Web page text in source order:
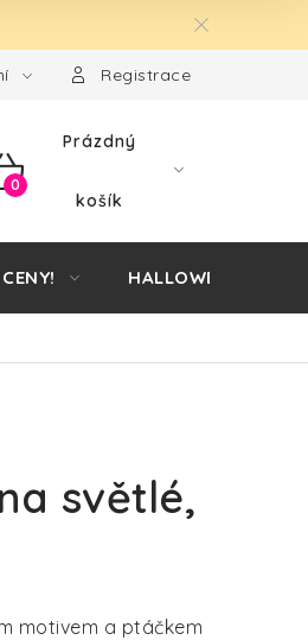
Registrace
Prázdný
košík
HALLOWEEN
světlé,
motivem a ptáčkem